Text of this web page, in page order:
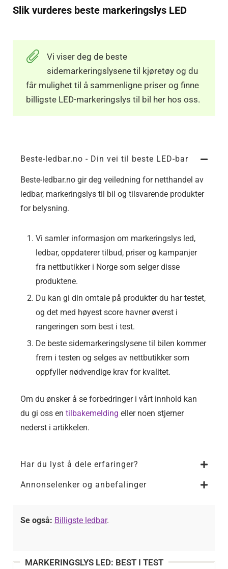
Slik vurderes beste markeringslys LED
Vi viser deg de beste
sidemarkeringslysene til kjøretøy og du
får mulighet til å sammenligne priser og finne
billigste LED-markeringslys til bil her hos oss.
Beste-ledbar.no - Din vei til beste LED-bar
Beste-ledbar.no gir deg veiledning for netthandel av
ledbar, markeringslys til bil og tilsvarende produkter
for belysning.
Vi samler informasjon om markeringslys led,
ledbar, oppdaterer tilbud, priser og kampanjer
fra nettbutikker i Norge som selger disse
produktene.
Du kan gi din omtale på produkter du har testet,
og det med høyest score havner øverst i
rangeringen som best i test.
De beste sidemarkeringslysene til bilen kommer
frem i testen og selges av nettbutikker som
oppfyller nødvendige krav for kvalitet.
Om du ønsker å se forbedringer i vårt innhold kan
du gi oss en tilbakemelding eller noen stjerner
nederst i artikkelen.
Har du lyst å dele erfaringer?
Annonselenker og anbefalinger
Se også: Billigste ledbar.
MARKERINGSLYS LED: BEST I TEST